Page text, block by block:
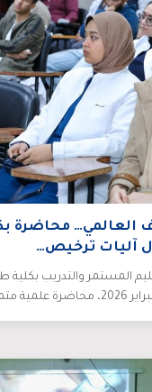
العالمي… محاضرة
آليات ترخيص…
المستمر والتدريب بكلية